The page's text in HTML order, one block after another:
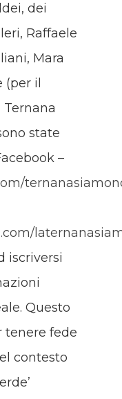
dei
Raffaele
Mara
il
state
–
iscriversi
Questo
tenere fede
contesto